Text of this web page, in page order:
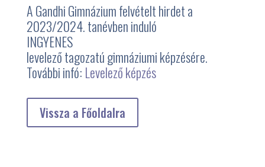
A Gandhi Gimnázium felvételt hirdet a
2023/2024. tanévben induló
INGYENES
levelező tagozatú gimnáziumi képzésére.
További infó: Levelező képzés
Vissza a Főoldalra